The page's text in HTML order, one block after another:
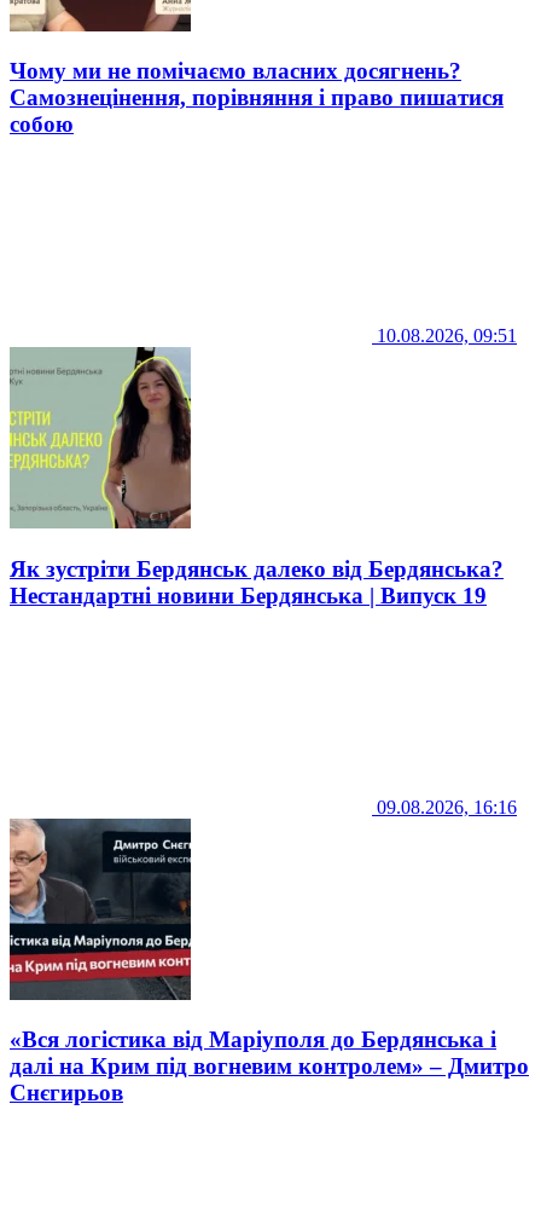
Чому ми не помічаємо власних досягнень?
Самознецінення, порівняння і право пишатися
собою
10.08.2026, 09:51
Як зустріти Бердянськ далеко від Бердянська?
Нестандартні новини Бердянська | Випуск 19
09.08.2026, 16:16
«Вся логістика від Маріуполя до Бердянська і
далі на Крим під вогневим контролем» – Дмитро
Снєгирьов